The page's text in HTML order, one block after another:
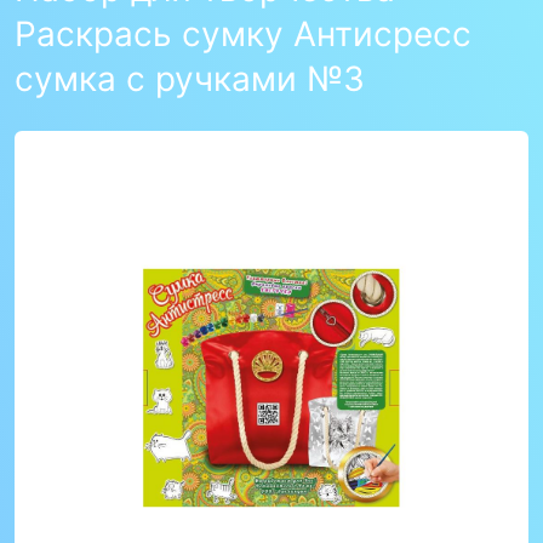
Раскрась сумку Антисресс
сумка с ручками №3